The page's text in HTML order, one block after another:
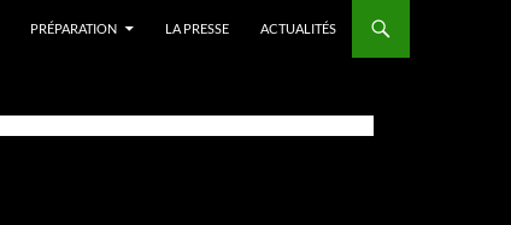
PRÉPARATION LA PRESSE ACTUALITÉS